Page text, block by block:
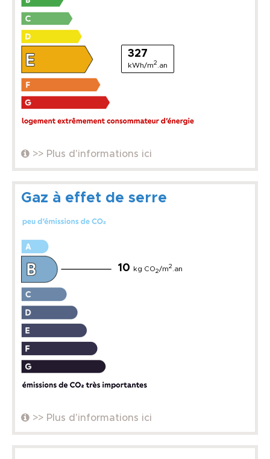
327
kWh/m2 .an
>> Plus d'informations ici
Gaz à effet de serre
10 kg CO2/m2 .an
>> Plus d'informations ici